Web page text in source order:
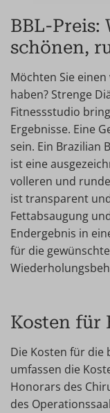
BBL-Preis:
schönen,
Möchten Sie
haben? Strenge
Fitnessstudio
Ergebnisse. Eine
sein. Ein Brazilian
ist eine
volleren und
ist transparent
Fettabsaugung
Endergebnis in
für die
Kosten für
Die Kosten für die
umfassen die
Honorars des
des